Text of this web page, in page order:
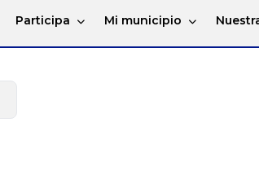
Participa Mi municipio